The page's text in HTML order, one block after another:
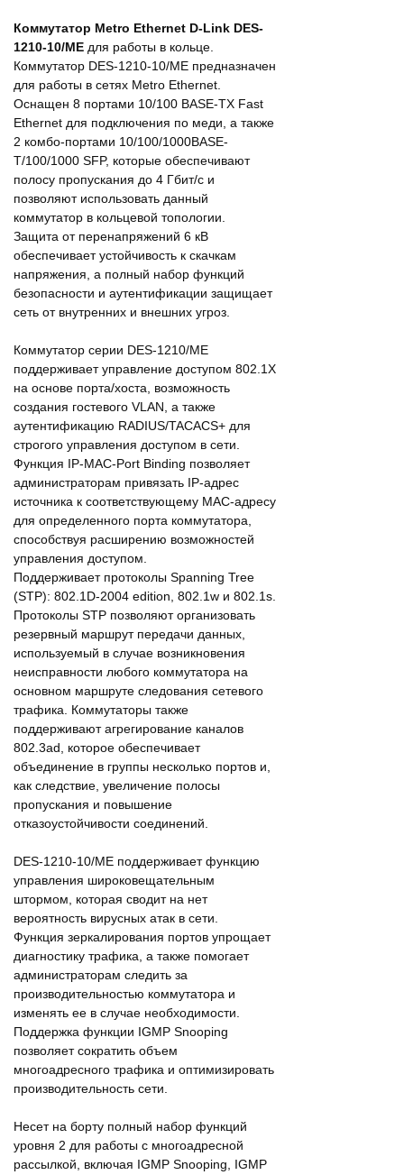
Коммутатор Metro Ethernet D-Link DES-
1210-10/ME для работы в кольце.
Коммутатор DES-1210-10/ME предназначен
для работы в сетях Metro Ethernet.
Оснащен 8 портами 10/100 BASE-TX Fast
Ethernet для подключения по меди, а также
2 комбо-портами 10/100/1000BASE-
T/100/1000 SFP, которые обеспечивают
полосу пропускания до 4 Гбит/с и
позволяют использовать данный
коммутатор в кольцевой топологии.
Защита от перенапряжений 6 кВ
обеспечивает устойчивость к скачкам
напряжения, а полный набор функций
безопасности и аутентификации защищает
сеть от внутренних и внешних угроз.
Коммутатор серии DES-1210/ME
поддерживает управление доступом 802.1X
на основе порта/хоста, возможность
создания гостевого VLAN, а также
аутентификацию RADIUS/TACACS+ для
строгого управления доступом в сети.
Функция IP-MAC-Port Binding позволяет
администраторам привязать IP-адрес
источника к соответствующему МАС-адресу
для определенного порта коммутатора,
способствуя расширению возможностей
управления доступом.
Поддерживает протоколы Spanning Tree
(STP): 802.1D-2004 edition, 802.1w и 802.1s.
Протоколы STP позволяют организовать
резервный маршрут передачи данных,
используемый в случае возникновения
неисправности любого коммутатора на
основном маршруте следования сетевого
трафика. Коммутаторы также
поддерживают агрегирование каналов
802.3ad, которое обеспечивает
объединение в группы несколько портов и,
как следствие, увеличение полосы
пропускания и повышение
отказоустойчивости соединений.
DES-1210-10/ME поддерживает функцию
управления широковещательным
штормом, которая сводит на нет
вероятность вирусных атак в сети.
Функция зеркалирования портов упрощает
диагностику трафика, а также помогает
администраторам следить за
производительностью коммутатора и
изменять ее в случае необходимости.
Поддержка функции IGMP Snooping
позволяет сократить объем
многоадресного трафика и оптимизировать
производительность сети.
Несет на борту полный набор функций
уровня 2 для работы с многоадресной
рассылкой, включая IGMP Snooping, IGMP